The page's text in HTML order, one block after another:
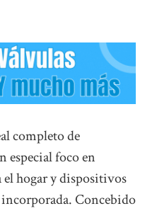
completo de
especial foco en
el hogar y dispositivos
Concebido